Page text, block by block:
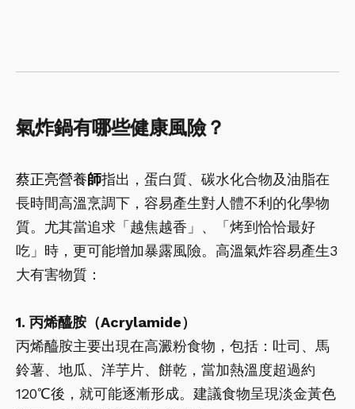
氣炸鍋有哪些健康風險？
蔡正亮營養師指出，蛋白質、碳水化合物及油脂在
長時間高溫烹調下，容易產生對人體不利的化學物
質。尤其當追求「越焦越香」、「烤到恰恰最好
吃」時，更可能增加暴露風險。高溫氣炸容易產生3
大有害物質：
1. 丙烯醯胺（Acrylamide）
丙烯醯胺主要出現在高澱粉食物，包括：吐司、馬
鈴薯、地瓜、洋芋片、餅乾，當加熱溫度超過約
120℃後，就可能逐漸形成。建議食物呈現淡金黃色